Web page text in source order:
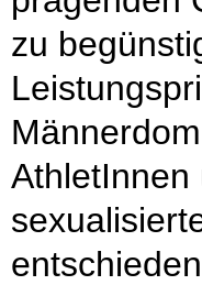
zu
AthletInnen